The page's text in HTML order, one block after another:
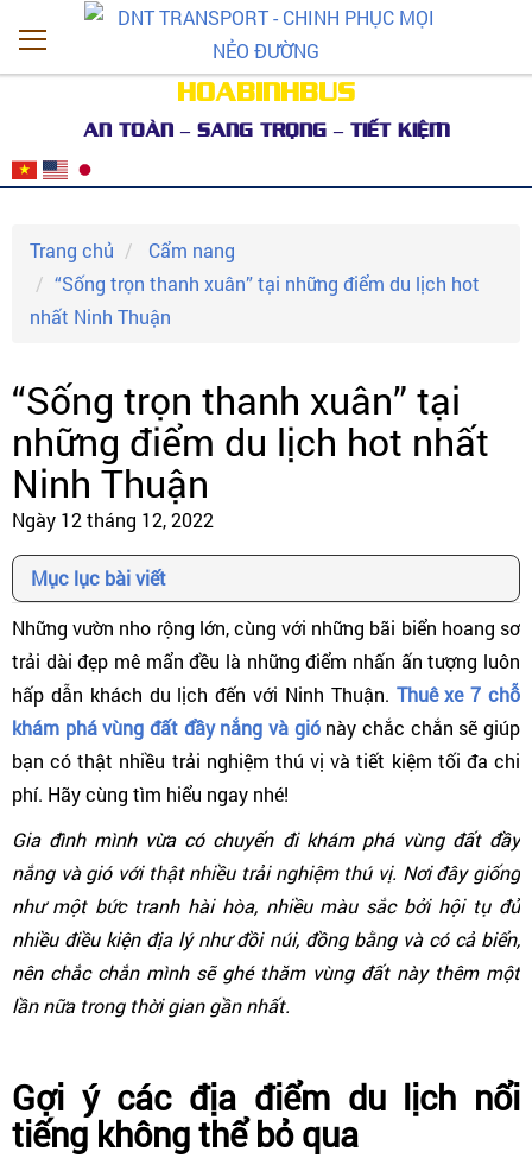
HOABINHBUS
AN TOÀN – SANG TRỌNG – TIẾT KIỆM
Trang chủ
Cẩm nang
“Sống trọn thanh xuân” tại những điểm du lịch hot
nhất Ninh Thuận
“Sống trọn thanh xuân” tại
những điểm du lịch hot nhất
Ninh Thuận
Ngày 12 tháng 12, 2022
Mục lục bài viết
Những vườn nho rộng lớn, cùng với những bãi biển hoang sơ
trải dài đẹp mê mẩn đều là những điểm nhấn ấn tượng luôn
hấp dẫn khách du lịch đến với Ninh Thuận. Thuê xe 7 chỗ
khám phá vùng đất đầy nắng và giónày chắc chắn sẽ giúp
bạn có thật nhiều trải nghiệm thú vị và tiết kiệm tối đa chi
phí. Hãy cùng tìm hiểu ngay nhé!
Gia đình mình vừa có chuyến đi khám phá vùng đất đầy
nắng và gió với thật nhiều trải nghiệm thú vị. Nơi đây giống
như một bức tranh hài hòa, nhiều màu sắc bởi hội tụ đủ
nhiều điều kiện địa lý như đồi núi, đồng bằng và có cả biển,
nên chắc chắn mình sẽ ghé thăm vùng đất này thêm một
lần nữa trong thời gian gần nhất.
Gợi ý các địa điểm du lịch nổi
tiếng không thể bỏ qua